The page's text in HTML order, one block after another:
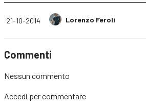
21-10-2014 Lorenzo Feroli
Commenti
Nessun commento
Accedi per commentare